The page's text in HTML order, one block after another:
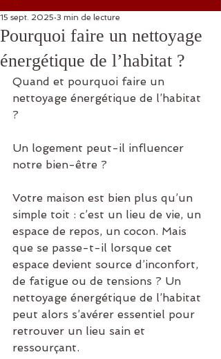
Pourquoi faire un nettoyage
énergétique de l’habitat ?
15 sept. 2025 3 min de lecture
Quand et pourquoi faire un
nettoyage énergétique de l’habitat
?
Un logement peut-il influencer
notre bien-être ?
Votre maison est bien plus qu’un
simple toit : c’est un lieu de vie, un
espace de repos, un cocon. Mais
que se passe-t-il lorsque cet
espace devient source d’inconfort,
de fatigue ou de tensions ? Un
nettoyage énergétique de l’habitat
peut alors s’avérer essentiel pour
retrouver un lieu sain et
ressourçant.